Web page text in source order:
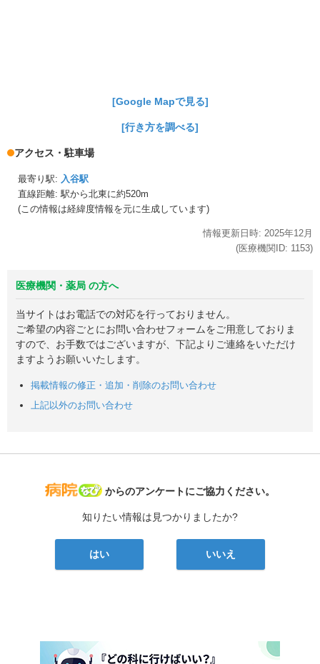
[Google Mapで見る]
[行き方を調べる]
アクセス・駐車場
最寄り駅: 入谷駅
直線距離: 駅から北東に約520m
(この情報は経緯度情報を元に生成しています)
情報更新日時: 2025年12月
(医療機関ID: 1153)
医療機関・薬局 の方へ
当サイトはお電話での対応を行っておりません。
ご希望の内容ごとにお問い合わせフォームをご用意しておりま
すので、お手数ではございますが、下記よりご連絡をいただけ
ますようお願いいたします。
掲載情報の修正・追加・削除のお問い合わせ
上記以外のお問い合わせ
病院なび
からのアンケートにご協力ください。
知りたい情報は見つかりましたか?
はい いいえ